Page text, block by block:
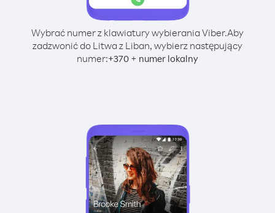
Wybrać numer z klawiatury wybierania Viber.Aby
zadzwonić do Litwa z Liban, wybierz następujący
numer:+370 + numer lokalny